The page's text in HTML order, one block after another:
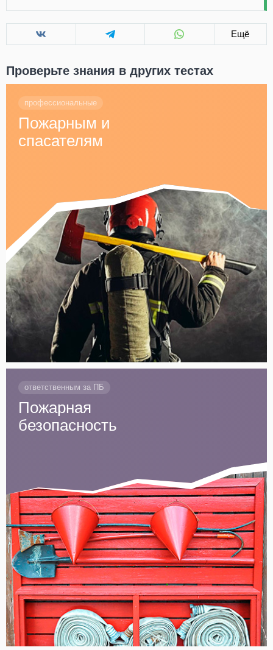
Ещё
Проверьте знания в других тестах
профессиональные
Пожарным и
спасателям
ответственным за ПБ
Пожарная
безопасность